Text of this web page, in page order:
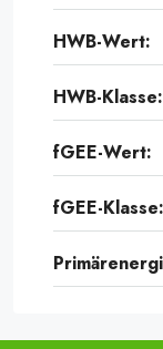
HWB-Wert:
HWB-Klasse:
fGEE-Wert:
fGEE-Klasse: